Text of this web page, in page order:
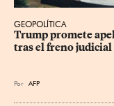
GEOPOLÍTICA
Trump promete
tras el freno judicial
Por AFP